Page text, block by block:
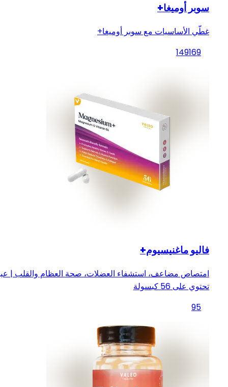
سوبر أوميغا+
غطّي الأساسيات مع سوبر أوميغا+
149169
فاليو ماغنيسيوم+
امتصاص مضاعف، استشفاء العضلات، صحة العظام والقلب |
تحتوي على 56 كبسولة
95